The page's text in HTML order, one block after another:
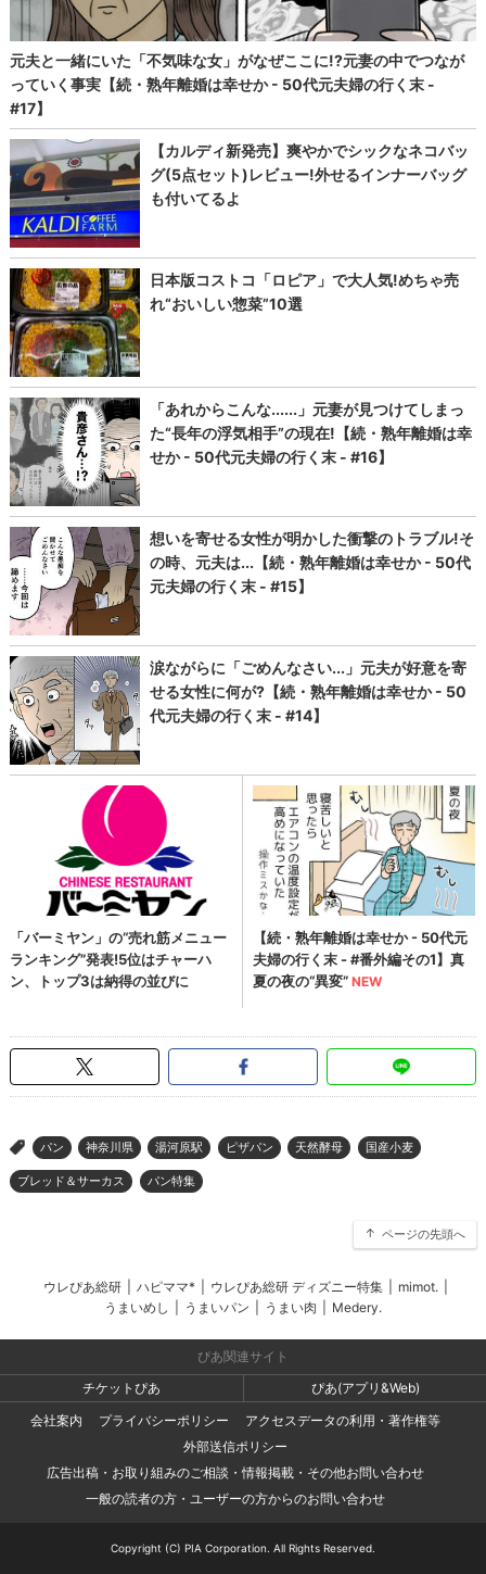
> パン 神奈川県 湯河原駅 ピザパン 天然酵母 国産小麦
ブレッド＆サーカス パン特集
ページの先頭へ
ウレぴあ総研 ハピママ* ウレぴあ総研 ディズニー特集 mimot.
うまいめし
うまいパン うまい肉 Medery.
ぴあ関連サイト
チケットぴあ
ぴあ(アプリ&Web)
会社案内
プライバシーポリシー
アクセスデータの利用・著作権等
外部送信ポリシー
広告出稿・お取り組みのご相談・情報掲載・その他お問い合わせ
一般の読者の方・ユーザーの方からのお問い合わせ
Copyright (C) PIA Corporation. All Rights Reserved.